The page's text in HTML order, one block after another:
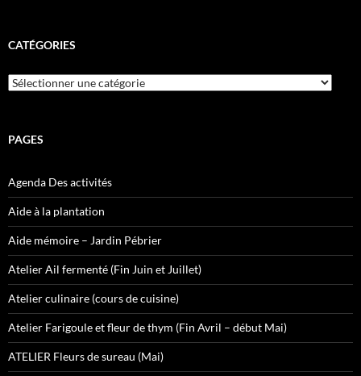
CATÉGORIES
Catégories
PAGES
Agenda Des activités
Aide à la plantation
Aide mémoire – Jardin Pébrier
Atelier Ail fermenté (Fin Juin et Juillet)
Atelier culinaire (cours de cuisine)
Atelier Farigoule et fleur de thym (Fin Avril – début Mai)
ATELIER Fleurs de sureau (Mai)